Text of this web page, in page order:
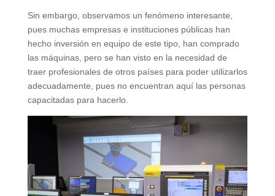
Sin embargo, observamos un fenómeno interesante,
pues muchas empresas e instituciones públicas han
hecho inversión en equipo de este tipo, han comprado
las máquinas, pero se han visto en la necesidad de
traer profesionales de otros países para poder utilizarlos
adecuadamente, pues no encuentran aquí las personas
capacitadas para hacerlo.